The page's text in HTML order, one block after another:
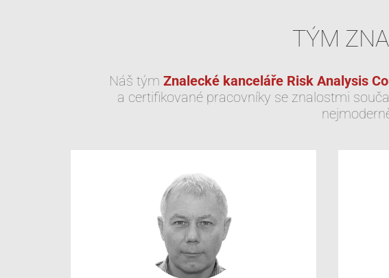
TÝM
Náš tým Znalecké kanceláře Risk Analysis
a certifikované pracovníky se znalostmi